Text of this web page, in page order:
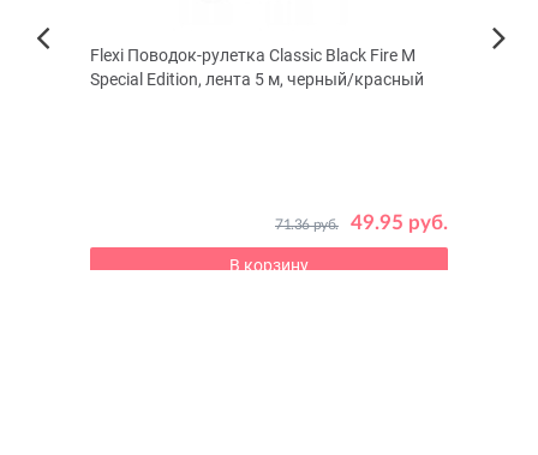
Flexi Поводок-рулетка Classic Black Fire M
Special Edition, лента 5 м, черный/красный
49.95 руб.
71.36 руб.
В корзину